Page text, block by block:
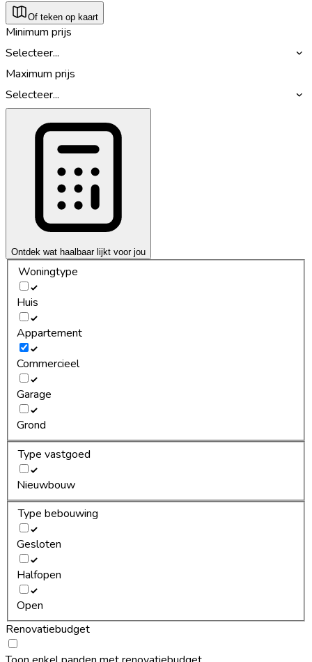
Of teken op kaart
Minimum prijs
Selecteer...
Maximum prijs
Selecteer...
Ontdek wat haalbaar lijkt voor jou
Woningtype
Huis
Appartement
Commercieel
Garage
Grond
Type vastgoed
Nieuwbouw
Type bebouwing
Gesloten
Halfopen
Open
Renovatiebudget